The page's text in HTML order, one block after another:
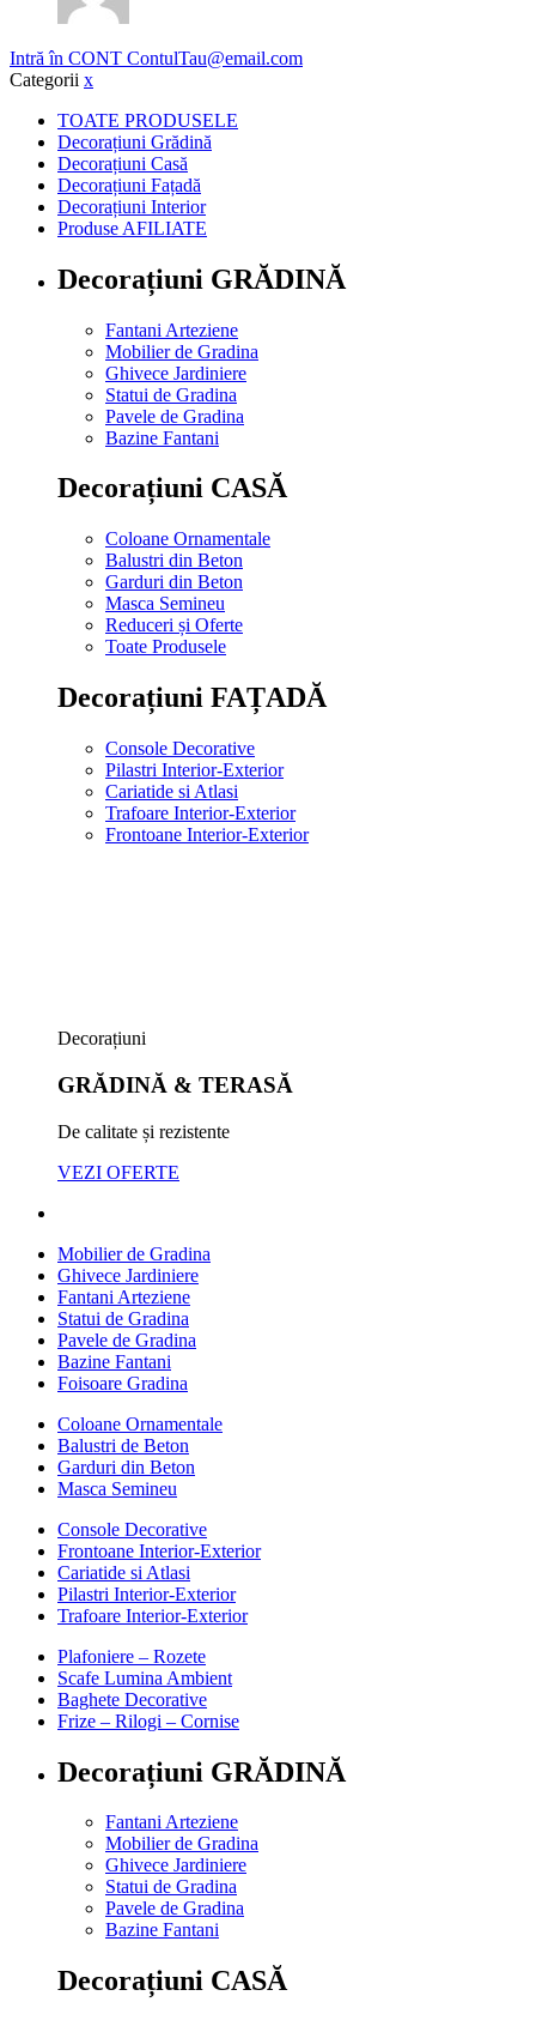
Intră în CONT ContulTau@email.com
Categorii x
TOATE PRODUSELE
Decorațiuni Grădină
Decorațiuni Casă
Decorațiuni Fațadă
Decorațiuni Interior
Produse AFILIATE
Decorațiuni GRĂDINĂ
Fantani Arteziene
Mobilier de Gradina
Ghivece Jardiniere
Statui de Gradina
Pavele de Gradina
Bazine Fantani
Decorațiuni CASĂ
Coloane Ornamentale
Balustri din Beton
Garduri din Beton
Masca Semineu
Reduceri și Oferte
Toate Produsele
Decorațiuni FAȚADĂ
Console Decorative
Pilastri Interior-Exterior
Cariatide si Atlasi
Trafoare Interior-Exterior
Frontoane Interior-Exterior
Decorațiuni
GRĂDINĂ & TERASĂ
De calitate și rezistente
VEZI OFERTE
Mobilier de Gradina
Ghivece Jardiniere
Fantani Arteziene
Statui de Gradina
Pavele de Gradina
Bazine Fantani
Foisoare Gradina
Coloane Ornamentale
Balustri de Beton
Garduri din Beton
Masca Semineu
Console Decorative
Frontoane Interior-Exterior
Cariatide si Atlasi
Pilastri Interior-Exterior
Trafoare Interior-Exterior
Plafoniere – Rozete
Scafe Lumina Ambient
Baghete Decorative
Frize – Rilogi – Cornise
Decorațiuni GRĂDINĂ
Fantani Arteziene
Mobilier de Gradina
Ghivece Jardiniere
Statui de Gradina
Pavele de Gradina
Bazine Fantani
Decorațiuni CASĂ